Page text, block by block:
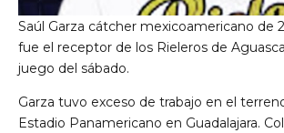
Saúl Garza cátcher mexicoamericano de
fue el receptor de los Rieleros de
juego del sábado.
Garza tuvo exceso de trabajo en el
Estadio Panamericano en Guadalajara.